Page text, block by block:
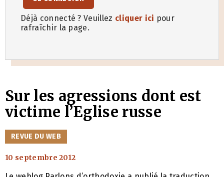
Déjà connecté ? Veuillez cliquer ici pour
rafraîchir la page.
Sur les agressions dont est
victime l’Eglise russe
CATÉGORIES
REVUE DU WEB
10 septembre 2012